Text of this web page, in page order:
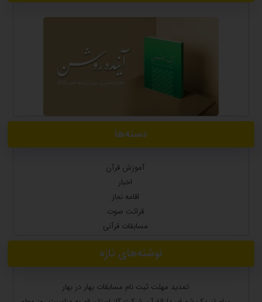
دسته‌ها
آموزش قرآن
اخبار
اقامه نماز
قرائت صوت
مسابقات قرآنی
نوشته‌های تازه
تمدید مهلت ثبت نام مسابقات بهار در بهار